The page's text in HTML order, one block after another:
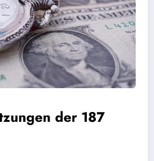
der 187